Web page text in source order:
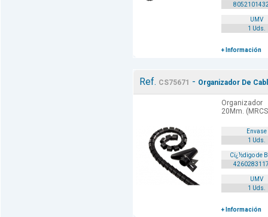
UMV
1 Uds.
+ Información
Ref. CS75671 - Organizador De
20Mm.
Envase
1 Uds.
Cï¿½digo de
UMV
1 Uds.
+ Información